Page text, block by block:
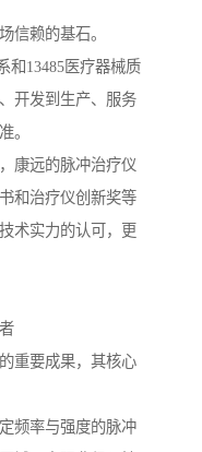
信赖的基石。
和13485医疗器械质
开发到生产、服务
。
康远的脉冲治疗仪
和治疗仪创新奖等
术实力的认可，更
重要成果，其核心
频率与强度的脉冲